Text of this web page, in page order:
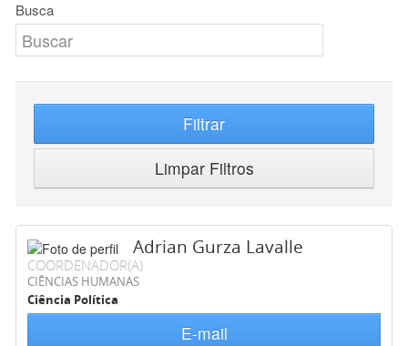
Busca
Filtrar
Limpar Filtros
Adrian Gurza Lavalle
COORDENADOR(A)
CIÊNCIAS HUMANAS
Ciência Política
E-mail